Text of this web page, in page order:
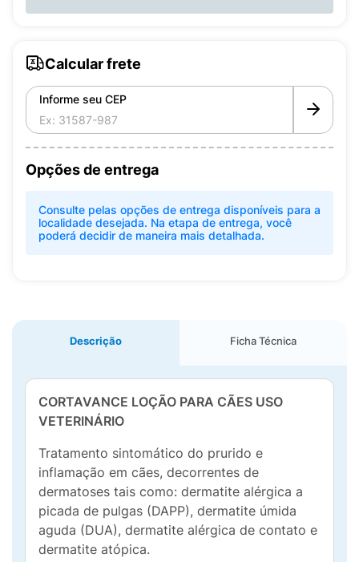
Calcular frete
Informe seu CEP
Opções de entrega
Consulte pelas opções de entrega disponíveis para a
localidade desejada. Na etapa de entrega, você
poderá decidir de maneira mais detalhada.
Descrição Ficha Técnica
CORTAVANCE LOÇÃO PARA CÃES USO
VETERINÁRIO
Tratamento sintomático do prurido e
inflamação em cães, decorrentes de
dermatoses tais como: dermatite alérgica a
picada de pulgas (DAPP), dermatite úmida
aguda (DUA), dermatite alérgica de contato e
dermatite atópica.